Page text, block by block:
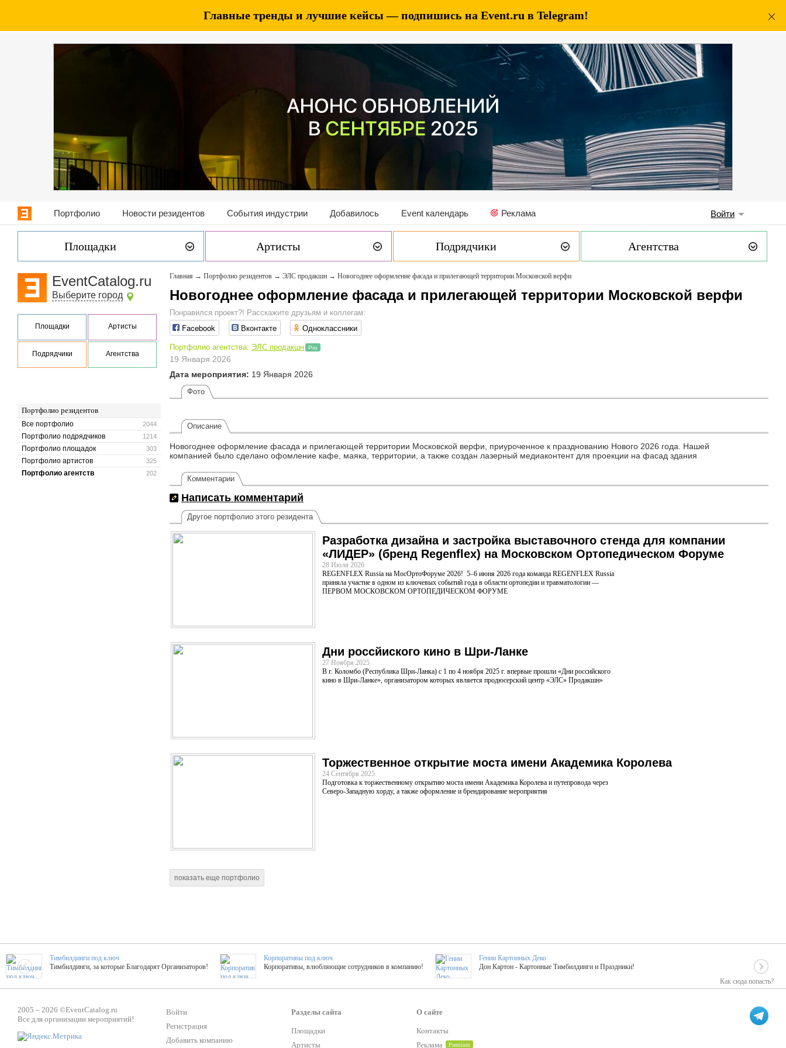
Главные тренды и лучшие кейсы — подпишись на Event.ru в Telegram!
Портфолио Новости резидентов События индустрии Добавилось Event календарь Реклама Войти
Площадки Артисты Подрядчики Агентства
EventCatalog.ru
Выберите город
Площадки Артисты
Подрядчики Агентства
Портфолио резидентов
2044
Все портфолио
1214
Портфолио подрядчиков
303
Портфолио площадок
325
Портфолио артистов
202
Портфолио агентств
Главная → Портфолио резидентов → ЭЛС продакшн → Новогоднее оформление фасада и прилегающей территории Московской верфи
Новогоднее оформление фасада и прилегающей территории Московской верфи
Понравился проект?! Расскажите друзьям и коллегам:
Facebook Вконтакте Одноклассники
Портфолио агентства: ЭЛС продакшн Pro
19 Января 2026
Дата мероприятия: 19 Января 2026
Фото
Описание
Новогоднее оформление фасада и прилегающей территории Московской верфи, приуроченное к празднованию Нового 2026 года. Нашей
компанией было сделано офомление кафе, маяка, территории, а также создан лазерный медиаконтент для проекции на фасад здания
Комментарии
Написать комментарий
Другое портфолио этого резидента
Разработка дизайна и застройка выставочного стенда для компании
«ЛИДЕР» (бренд Regenflex) на Московском Ортопедическом Форуме
28 Июля 2026
REGENFLEX Russia на МосОртоФоруме 2026! 5–6 июня 2026 года команда REGENFLEX Russia
приняла участие в одном из ключевых событий года в области ортопедии и травматологии —
ПЕРВОМ МОСКОВСКОМ ОРТОПЕДИЧЕСКОМ ФОРУМЕ
Дни россйиского кино в Шри-Ланке
27 Ноября 2025
В г. Коломбо (Республика Шри-Ланка) с 1 по 4 ноября 2025 г. впервые прошли «Дни российского
кино в Шри-Ланке», организатором которых является продюсерский центр «ЭЛС» Продакшн»
Торжественное открытие моста имени Академика Королева
24 Сентября 2025
Подготовка к торжественному открытию моста имени Академика Королева и путепровода через
Северо-Западную хорду, а также оформление и брендирование мероприятия
показать еще портфолио
Как сюда попасть?
Тимбилдинги под ключ
Тимбилдинги, за которые Благодарят Организаторов!
Корпоративы под ключ
Корпоративы, влюбляющие сотрудников в компанию!
Гении Картонных Деко
Дон Картон - Картонные Тимбилдинги и Праздники!
ТОПовые мастер-классы на мероприятие! Гибкие цены!
Более 420 мастер-классов на выезде на мероприятие!
2005 – 2026 ©EventCatalog.ru
Все для организации мероприятий!
Войти
Регистрация
Добавить компанию
Разделы сайта
Площадки
Артисты
О сайте
Контакты
Реклама
Premium